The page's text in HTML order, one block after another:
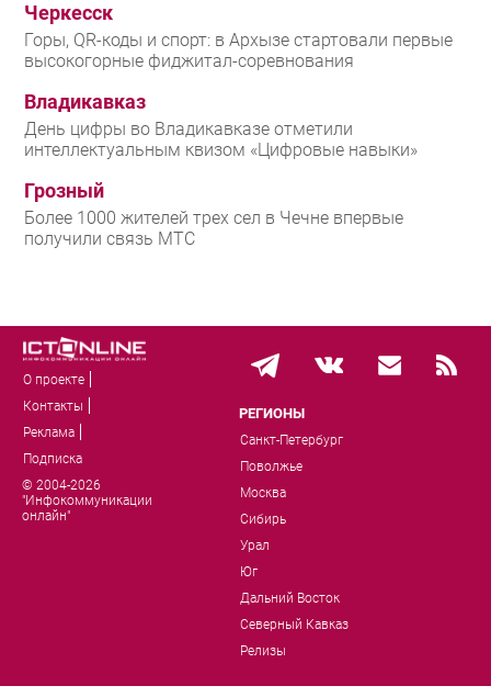
Черкесск
Горы, QR-коды и спорт: в Архызе стартовали первые
высокогорные фиджитал-соревнования
Владикавказ
День цифры во Владикавказе отметили
интеллектуальным квизом «Цифровые навыки»
Грозный
Более 1000 жителей трех сел в Чечне впервые
получили связь МТС
О проекте
Контакты
Реклама
Подписка
© 2004-2026
"Инфокоммуникации
онлайн"
РЕГИОНЫ
Санкт-Петербург
Поволжье
Москва
Сибирь
Урал
Юг
Дальний Восток
Северный Кавказ
Релизы